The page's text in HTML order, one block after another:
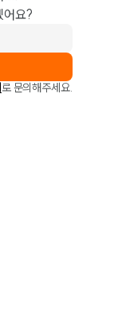
어요?
로 문의해주세요.